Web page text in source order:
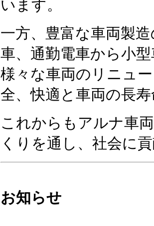
います。
一方、豊富な車両製
車、通勤電車から小
様々な車両のリニュ
全、快適と車両の長
これからもアルナ車
くりを通し、社会に
お知らせ